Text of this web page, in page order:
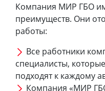
Компания МИР ГБО
преимуществ. Они
работы:
Все работники
специалисты,
подходят к каждому
Компания «МИР